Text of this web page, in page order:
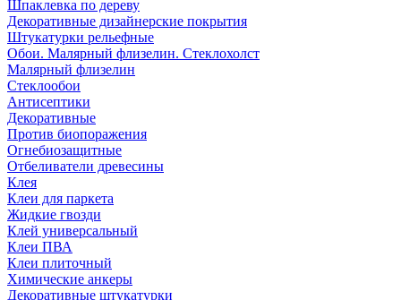
Шпаклевка по дереву
Декоративные дизайнерские покрытия
Штукатурки рельефные
Обои. Малярный флизелин. Стеклохолст
Малярный флизелин
Стеклообои
Антисептики
Декоративные
Против биопоражения
Огнебиозащитные
Отбеливатели древесины
Клея
Клеи для паркета
Жидкие гвозди
Клей универсальный
Клеи ПВА
Клеи плиточный
Химические анкеры
Декоративные штукатурки